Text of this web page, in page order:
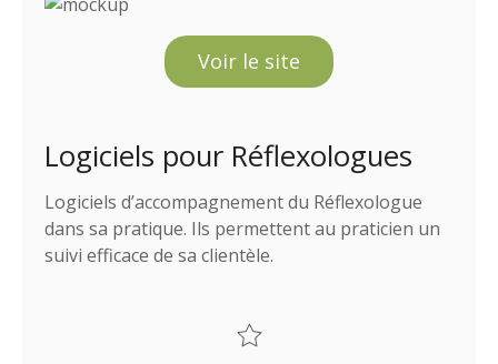
Voir le site
Logiciels pour Réflexologues
Logiciels d’accompagnement du Réflexologue
dans sa pratique. Ils permettent au praticien un
suivi efficace de sa clientèle.